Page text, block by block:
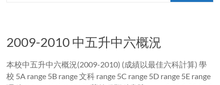
2009-2010 中五升中六概況
本校中五升中六概況(2009-2010) (成績以最佳六科計算) 學
校 5A range 5B range 文科 range 5C range 5D range 5E range